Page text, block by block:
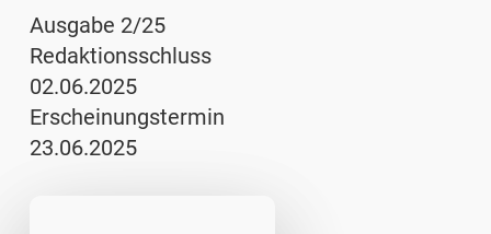
Ausgabe 2/25
Redaktionsschluss
02.06.2025
Erscheinungstermin
23.06.2025